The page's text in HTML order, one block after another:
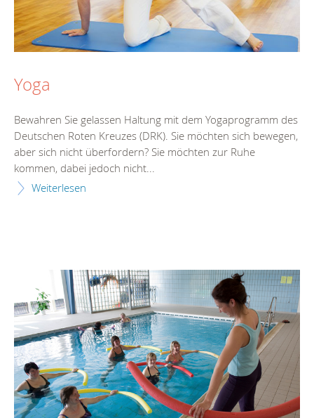
Yoga
Bewahren Sie gelassen Haltung mit dem Yogaprogramm des
Deutschen Roten Kreuzes (DRK). Sie möchten sich bewegen,
aber sich nicht überfordern? Sie möchten zur Ruhe
kommen, dabei jedoch nicht...
Weiterlesen